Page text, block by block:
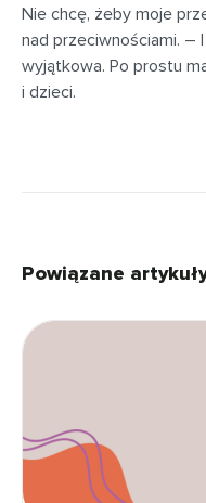
Nie chcę, żeby moje
nad przeciwnościami. –
wyjątkowa. Po prostu
i dzieci.
Powiązane